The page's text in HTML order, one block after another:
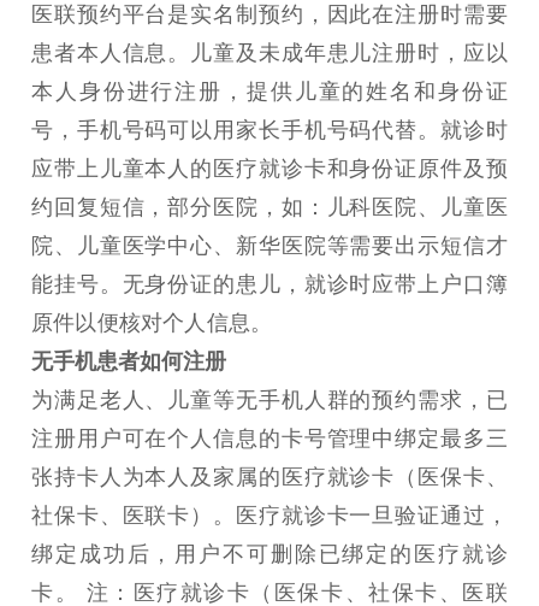
医联预约平台是实名制预约，因此在注册时需要
患者本人信息。儿童及未成年患儿注册时，应以
本人身份进行注册，提供儿童的姓名和身份证
号，手机号码可以用家长手机号码代替。就诊时
应带上儿童本人的医疗就诊卡和身份证原件及预
约回复短信，部分医院，如：儿科医院、儿童医
院、儿童医学中心、新华医院等需要出示短信才
能挂号。无身份证的患儿，就诊时应带上户口簿
原件以便核对个人信息。
无手机患者如何注册
为满足老人、儿童等无手机人群的预约需求，已
注册用户可在个人信息的卡号管理中绑定最多三
张持卡人为本人及家属的医疗就诊卡（医保卡、
社保卡、医联卡）。医疗就诊卡一旦验证通过，
绑定成功后，用户不可删除已绑定的医疗就诊
卡。 注：医疗就诊卡（医保卡、社保卡、医联